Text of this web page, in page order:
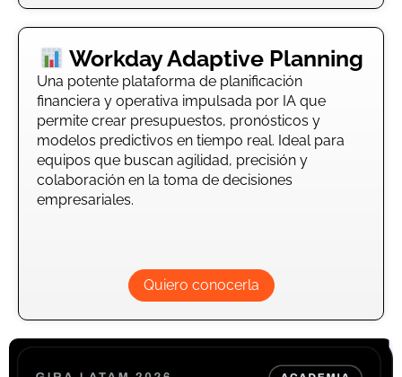
Workday Adaptive Planning
Una potente plataforma de planificación
financiera y operativa impulsada por IA que
permite crear presupuestos, pronósticos y
modelos predictivos en tiempo real. Ideal para
equipos que buscan agilidad, precisión y
colaboración en la toma de decisiones
empresariales.
Quiero conocerla